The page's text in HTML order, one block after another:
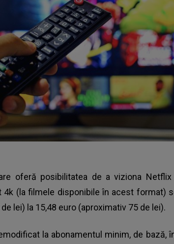
oferă posibilitatea de a viziona
(la filmele disponibile în acest format)
lei) la 15,48 euro (aproximativ 75 de lei).
la abonamentul minim, de bază,